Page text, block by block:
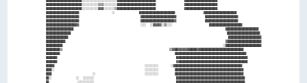
██████████████████████████░░░░░░░░░░░░▒▒▒▒░░░░░░░░░░████████████████████████████              ████████████████████████
██████████████████████████░░░░░░░░░░░░▓▓▓▓░░░░░░░░▒▒████████████████████████████              ████████████████████████
████████████████████████                ░░            ██████████████████████████              ████████████████████████
████████████████████████                              ██████████████████████████              ████████████████████████
████████████████████████                              ████████████████████████▓▓              ████████████████████████
██████████████████████▓▓                              ░░░░  ░░▓▓▓▓▓▓░░▒▒░░░░                  ████████████████████████
████████████████████                                                                          ████████████████████████
██████████████████                                                                            ████████████████████████
████████████████                                                                              ████████████████████████
██████████████                                                                              ▓▓████████████████████████
████████████                                                                              ░░██████████████████████████
██████████▒▒                                                    ▒▒▓▓██▓▓▓▓▓▓▓▓██████▓▓████████████████████████████████
██████████                                                        ████████████████████████████████████████████████████
████████                                                          ████████████████████████████████████████████████████
████████                                                          ▓▓██████████████████████████████████████████████████
██████                                            ░░░░░░░░░░      ░░██████████████████████████████████████████████████
████░░                                            ░░░░░░░░░░        ██████████████████████████████████████████████████
████                    ░░                        ░░░░░░░░░░        ██████████████████████████████████████████████████
██░░            ░░  ░░░░░░░░                                        ██████████████████████████████████████████████████